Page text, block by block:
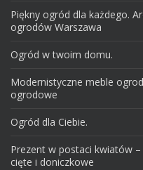
Piękny ogród dla każdego.
ogrodów Warszawa
Ogród w twoim domu.
Modernistyczne meble
ogrodowe
Ogród dla Ciebie.
Prezent w postaci kwiatów
cięte i doniczkowe